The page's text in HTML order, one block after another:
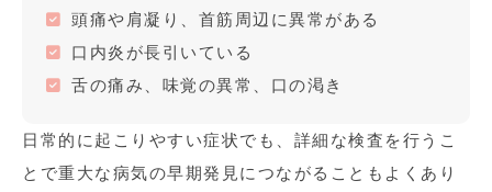
頭痛や肩凝り、首筋周辺に異常がある
口内炎が長引いている
舌の痛み、味覚の異常、口の渇き
日常的に起こりやすい症状でも、詳細な検査を行うこ
とで重大な病気の早期発見につながることもよくあり